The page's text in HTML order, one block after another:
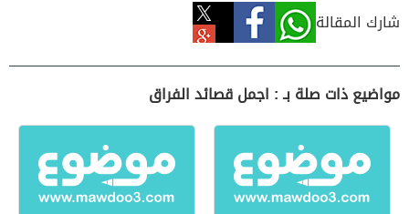
شارك المقالة
مواضيع ذات صلة بـ : اجمل قصائد الفراق